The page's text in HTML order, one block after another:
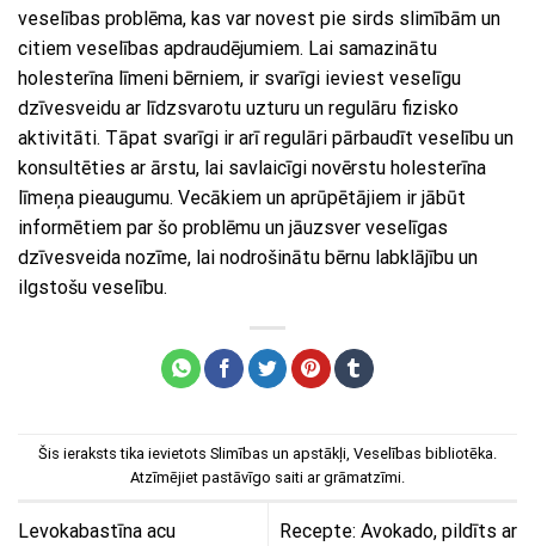
veselības problēma, kas var novest pie sirds slimībām un
citiem veselības apdraudējumiem. Lai samazinātu
holesterīna līmeni bērniem, ir svarīgi ieviest veselīgu
dzīvesveidu ar līdzsvarotu uzturu un regulāru fizisko
aktivitāti. Tāpat svarīgi ir arī regulāri pārbaudīt veselību un
konsultēties ar ārstu, lai savlaicīgi novērstu holesterīna
līmeņa pieaugumu. Vecākiem un aprūpētājiem ir jābūt
informētiem par šo problēmu un jāuzsver veselīgas
dzīvesveida nozīme, lai nodrošinātu bērnu labklājību un
ilgstošu veselību.
Šis ieraksts tika ievietots Slimības un apstākļi Veselības bibliotēka
Atzīmējiet pastāvīgo saiti ar grāmatzīmi.
Levokabastīna acu
Recepte: Avokado, pildīts ar